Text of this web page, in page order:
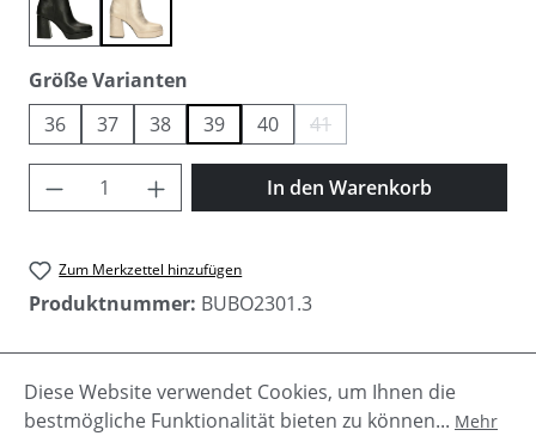
black gold
Größe Varianten
36
37 38 39 40 41(Diese Option ist zurzeit nicht
Produkt Anzahl: Gib den gewünschten
In den Warenkorb
Zum Merkzettel hinzufügen
Produktnummer: BUBO2301.3
Beschreibung
Diese Website verwendet Cookies, um Ihnen die
bestmögliche Funktionalität bieten zu können... Mehr